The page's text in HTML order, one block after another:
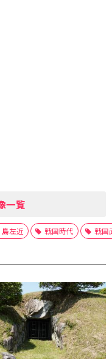
一覧
島左近 戦国時代 戦国